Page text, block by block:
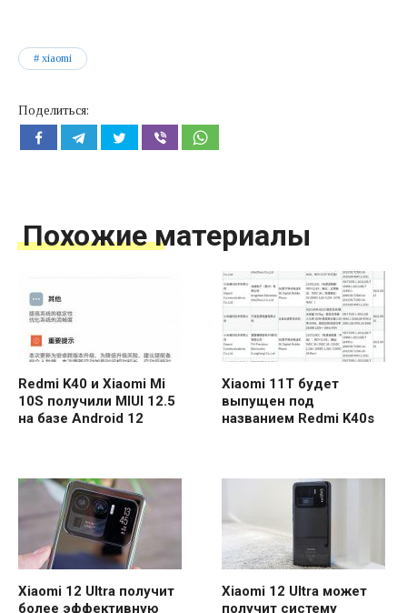
xiaomi
Поделиться:
Похожие материалы
Redmi K40 и Xiaomi Mi
10S получили MIUI 12.5
на базе Android 12
Xiaomi 11T будет
выпущен под
названием Redmi K40s
Xiaomi 12 Ultra получит
более эффективную
Xiaomi 12 Ultra может
получит систему